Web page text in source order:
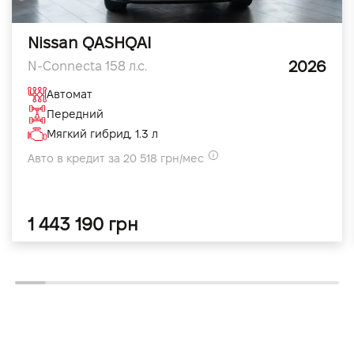
Nissan QASHQAI
N-Connecta 158 л.с. 2026
Автомат
Передний
Мягкий гибрид, 1.3 л
Авто в кредит за 20 518 грн/мес
1 443 190 грн